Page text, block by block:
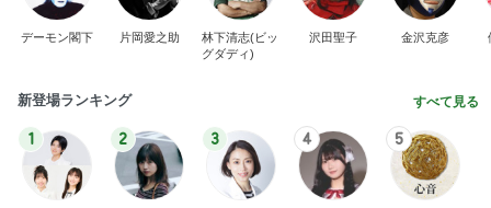
デーモン閣下 片岡愛之助
林下清志(ビッ
グダディ)
沢田聖子 金沢克彦
新登場ランキング すべて見る
1 2 3 4 5